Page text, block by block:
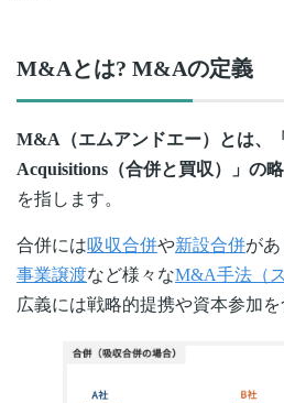
M&Aとは? M&Aの定義
M&A（エムアンドエー）とは、
Acquisitions（合併と買収）」の
を指します。
合併には吸収合併や新設合併が
事業譲渡など様々なM&A手法（
広義には戦略的提携や資本参加を